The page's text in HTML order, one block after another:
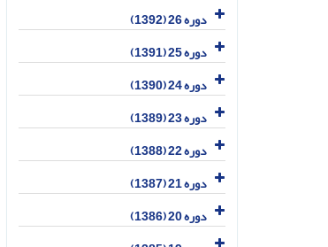
دوره 26 (1392)
دوره 25 (1391)
دوره 24 (1390)
دوره 23 (1389)
دوره 22 (1388)
دوره 21 (1387)
دوره 20 (1386)